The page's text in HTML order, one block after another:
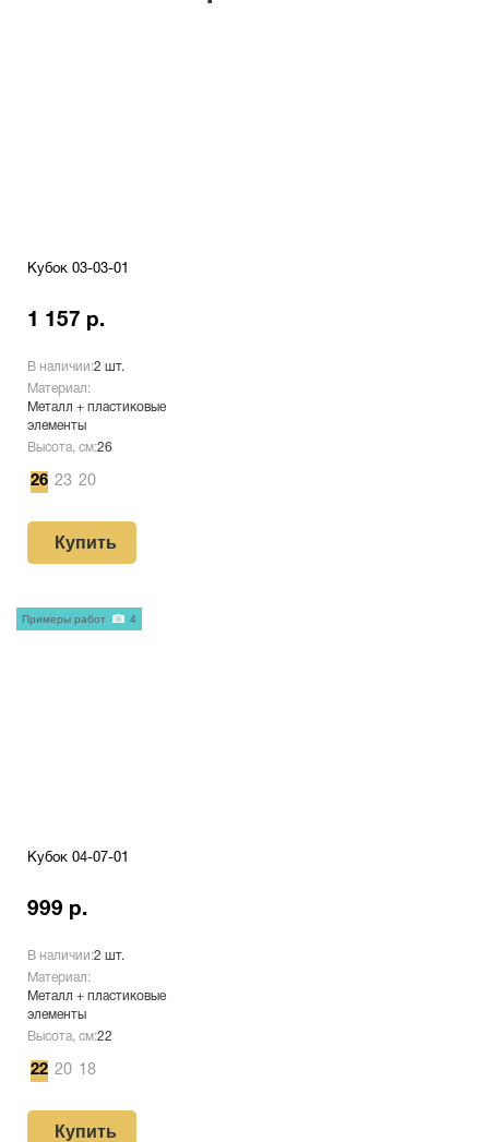
Кубок 03-03-01
1 157 р.
В наличии:2 шт.
Материал:
Металл + пластиковые
элементы
Высота, см:26
26 23 20
Купить
Кубок 04-07-01
999 р.
В наличии:2 шт.
Материал:
Металл + пластиковые
элементы
Высота, см:22
22 20 18
Купить
Примеры работ 4